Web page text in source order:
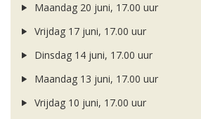
Maandag 20 juni, 17.00 uur
Vrijdag 17 juni, 17.00 uur
Dinsdag 14 juni, 17.00 uur
Maandag 13 juni, 17.00 uur
Vrijdag 10 juni, 17.00 uur